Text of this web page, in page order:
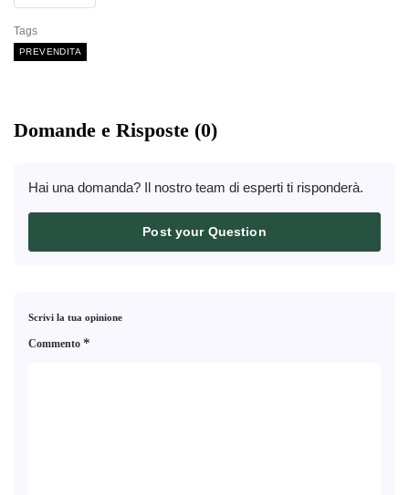
Tags
PREVENDITA
Domande e Risposte (0)
Hai una domanda? Il nostro team di esperti ti risponderà.
Post your Question
Scrivi la tua opinione
Commento *